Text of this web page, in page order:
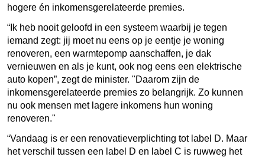
hogere én inkomensgerelateerde premies.
“Ik heb nooit geloofd in een systeem waarbij je tegen
iemand zegt: jij moet nu eens op je eentje je woning
renoveren, een warmtepomp aanschaffen, je dak
vernieuwen en als je kunt, ook nog eens een elektrische
auto kopen”, zegt de minister. "Daarom zijn de
inkomensgerelateerde premies zo belangrijk. Zo kunnen
nu ook mensen met lagere inkomens hun woning
renoveren."
“Vandaag is er een renovatieverplichting tot label D. Maar
het verschil tussen een label D en label C is ruwweg het